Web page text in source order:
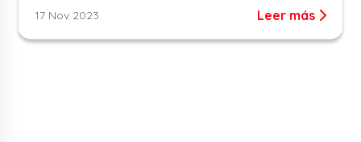
17 Nov 2023 Leer más